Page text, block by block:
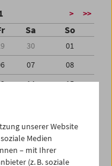
> >>
Sa So
30
01
07
08
14
15
27
29
04
unserer Website
Medien
– mit Ihrer
(z. B. soziale